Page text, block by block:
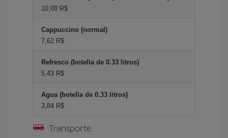
10,00 R$
Cappuccino (normal)
7,62 R$
Refresco (botella de 0.33 litros)
5,43 R$
Agua (botella de 0.33 litros)
3,84 R$
Transporte